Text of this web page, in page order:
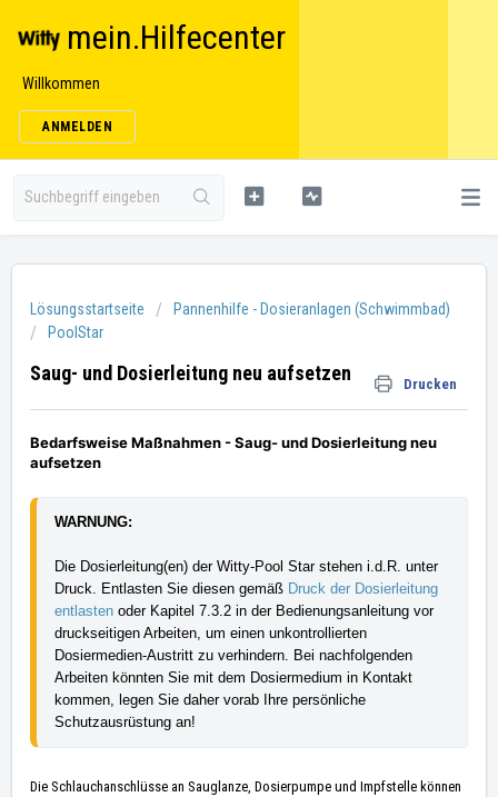
mein.Hilfecenter
Willkommen
ANMELDEN
Lösungsstartseite
Pannenhilfe - Dosieranlagen (Schwimmbad)
PoolStar
Saug- und Dosierleitung neu aufsetzen Drucken
Bedarfsweise Maßnahmen - Saug- und Dosierleitung neu
aufsetzen
WARNUNG:
Die Dosierleitung(en) der Witty-Pool Star stehen i.d.R. unter
Druck. Entlasten Sie diesen gemäß Druck der Dosierleitung
entlasten oder Kapitel 7.3.2 in der Bedienungsanleitung vor
druckseitigen Arbeiten, um einen unkontrollierten
Dosiermedien-Austritt zu verhindern. Bei nachfolgenden
Arbeiten könnten Sie mit dem Dosiermedium in Kontakt
kommen, legen Sie daher vorab Ihre persönliche
Schutzausrüstung an!
Die Schlauchanschlüsse an Sauglanze, Dosierpumpe und Impfstelle können